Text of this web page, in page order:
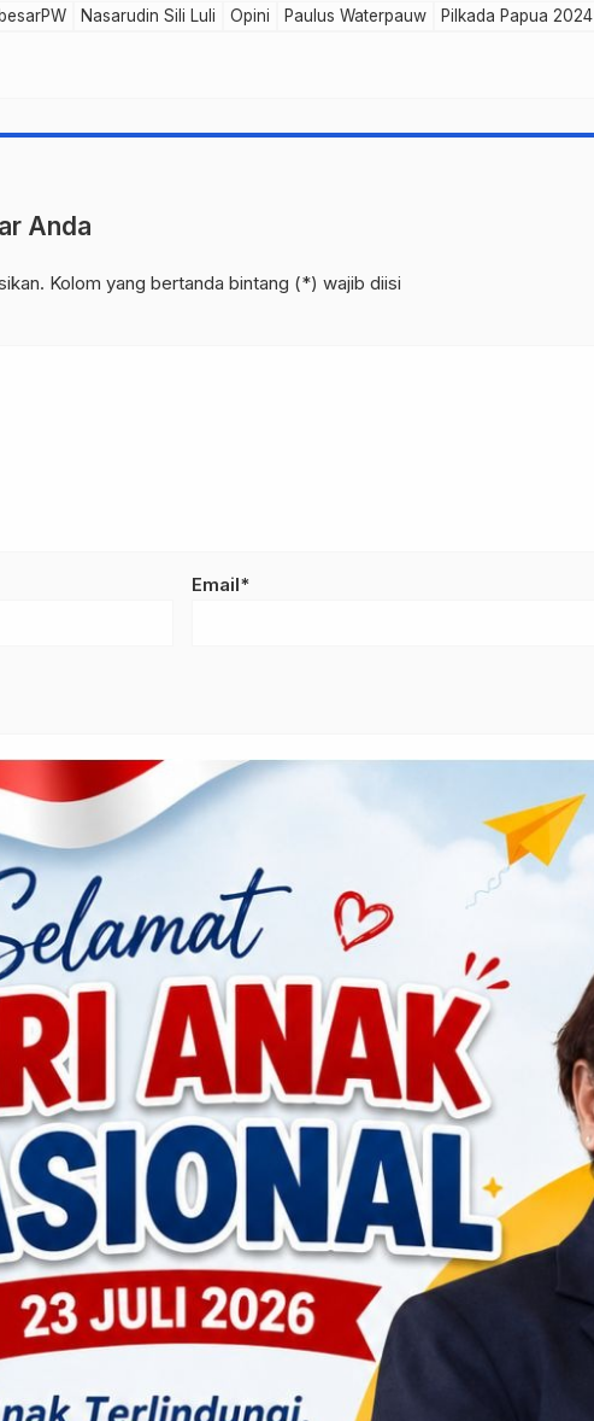
Nasarudin Sili Luli Opini Paulus Waterpauw Pilkada Papua 2024
Anda
Kolom yang bertanda bintang (*) wajib diisi
Email*